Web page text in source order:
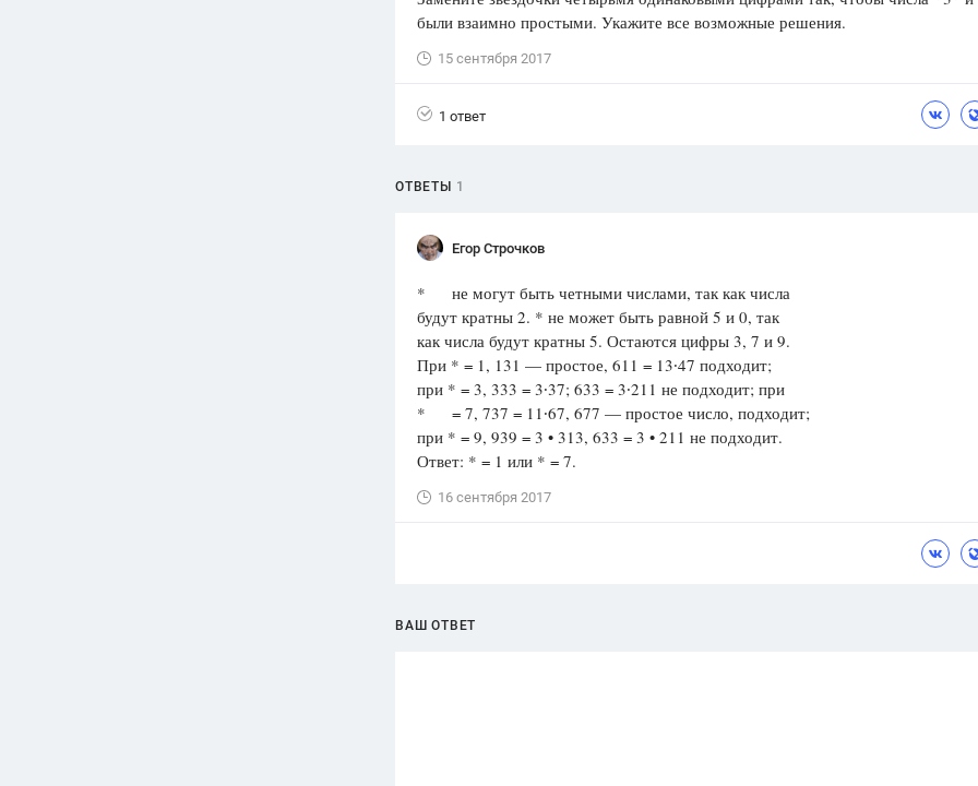
1752 ответа
ответа
1551 ответ
ответов
Цветков Л. А.
Красота,
были взаимно простыми. Укажите все возможные решения.
15 сентября 2017
1 ответ
ОТВЕТЫ 1
Егор Строчков
* не могут быть четными числами, так как числа
будут кратны 2. * не может быть равной 5 и 0, так
как числа будут кратны 5. Остаются цифры 3, 7 и 9.
При * = 1, 131 — простое, 611 = 13∙47 подходит;
при * = 3, 333 = 3∙37; 633 = 3∙211 не подходит; при
* = 7, 737 = 11∙67, 677 — простое число, подходит;
при * = 9, 939 = 3 • 313, 633 = 3 • 211 не подходит.
Ответ: * = 1 или * = 7.
16 сентября 2017
ВАШ ОТВЕТ